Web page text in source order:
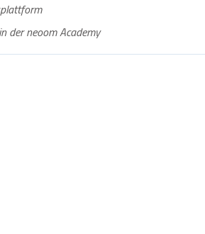
der neoom Academy